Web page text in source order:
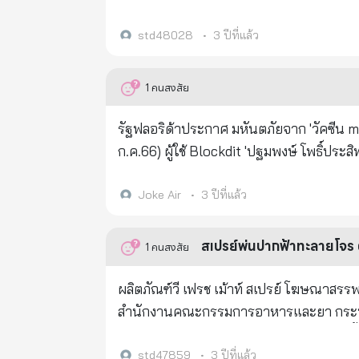
std48028 • 3 ปีที่แล้ว
1 คนสงสัย
รัฐฟลอริด้าประกาศ มหันตภัยจาก 'วัคซีน
ก.ค.66) ผู้ใช้ Blockdit 'ปฐมพงษ์ โพธิ์ประสิทธินันท์' ได้โพสต์ข้อค
ดำเนินการเพื่อประกาศให้เป็นสิ่งผิดกฎหม
the state) เห็นหรือยังครับ? คำว่า *ทฤษฎีสมคบคิด* (Conspiracy Theory) เป็นวาทกรรมที่ CIA สร้างขึ้นมาเพื่อสกัดมิให้
ต้องศึกษาให้ลึกหรือต้องวิจัย แล้วจะเข้าใจ
อเมริกานี้เติบโตมาพร้อม ๆ กับนโยบายลดจำนวนประชากรโลก ถือว่าทีมผู้บริห
เรียกว่าเป็น *ประเทศฟลอริด้า* กันได้แล้ว
Joke Air • 3 ปีที่แล้ว
1 คนสงสัย สเปรย์พ่นปากฟ้าทะลายโจ
ผลิตภัณฑ์วี เฟรช เม้าท์ สเปรย์ โฆษณาสร
สำนักงานคณะกรรมการอาหารและยา กร
std47859 • 3 ปีที่แล้ว